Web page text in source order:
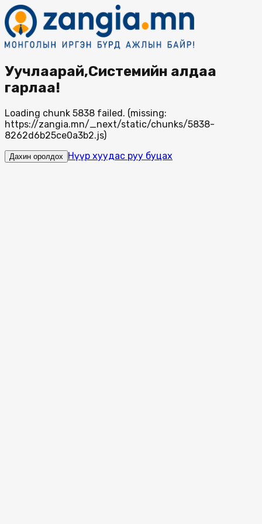
Уучлаарай,Системийн алдаа
гарлаа!
Loading chunk 5838 failed. (missing:
https://zangia.mn/_next/static/chunks/5838-
8262d6b25ce0a3b2.js)
Дахин оролдох Нүүр хуудас руу буцах